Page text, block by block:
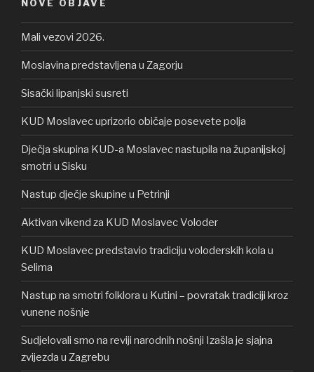
NOVE OBJAVE
Mali vezovi 2026.
Moslavina predstavljena u Zagorju
Sisački lipanjski susreti
KUD Moslavec uprizorio običaje posevete polja
Dječja skupina KUD-a Moslavec nastupila na županijskoj
smotri u Sisku
Nastup dječje skupine u Petrinji
Aktivan vikend za KUD Moslavec Voloder
KUD Moslavec predstavio tradiciju voloderskih kola u
Selima
Nastup na smotri folklora u Kutini – povratak tradiciji kroz
vunene nošnje
Sudjelovali smo na reviji narodnih nošnji Izašla je sjajna
zvijezda u Zagrebu